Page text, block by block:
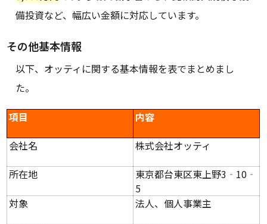
備投資など、幅広い金額に対応しています。
その他基本情報
以下、オッティに関する基本情報を表でまとめまし
た。
項目
内容
会社名
株式会社オッティ
所在地
東京都台東区東上野3‐10‐
5
対象
法人、個人事業主